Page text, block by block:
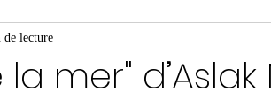
mer" d’Aslak
de lecture